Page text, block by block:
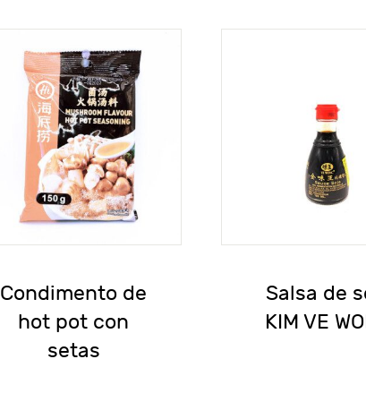
Condimento de
hot pot con
setas
Salsa de
KIM VE